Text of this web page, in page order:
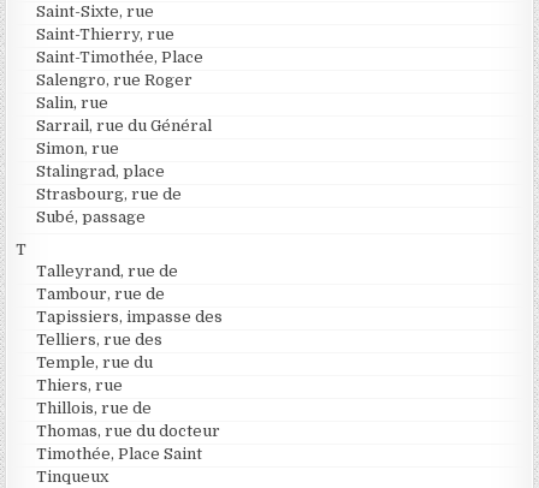
Saint-Sixte, rue
Saint-Thierry, rue
Saint-Timothée, Place
Salengro, rue Roger
Salin, rue
Sarrail, rue du Général
Simon, rue
Stalingrad, place
Strasbourg, rue de
Subé, passage
T
Talleyrand, rue de
Tambour, rue de
Tapissiers, impasse des
Telliers, rue des
Temple, rue du
Thiers, rue
Thillois, rue de
Thomas, rue du docteur
Timothée, Place Saint
Tinqueux